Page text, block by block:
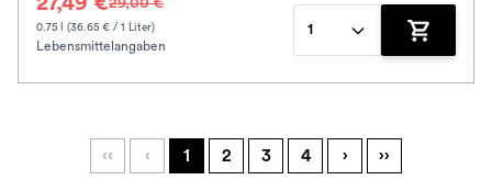
0.75 l (36.65 € / 1 Liter)
Lebensmittelangaben
1
Zum
‹‹ ‹ 1 2 3 4 › ››